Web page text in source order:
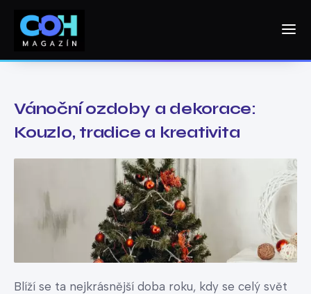
Vánoční ozdoby a dekorace:
Kouzlo, tradice a kreativita
Blíží se ta nejkrásnější doba roku, kdy se celý svět